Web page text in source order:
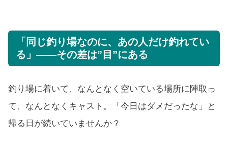
「同じ釣り場なのに、あの人だけ釣れてい
る」——その差は”目”にある
釣り場に着いて、なんとなく空いている場所に陣取っ
て、なんとなくキャスト。「今日はダメだったな」と
帰る日が続いていませんか？